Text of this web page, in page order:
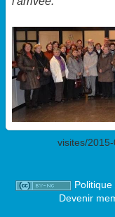
visites/
Devenir